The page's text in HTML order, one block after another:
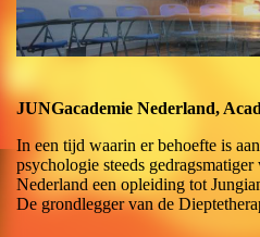
JUNGacademie Nederland,
In een tijd waarin er behoefte is
psychologie steeds
Nederland een opleiding tot
De grondlegger van de